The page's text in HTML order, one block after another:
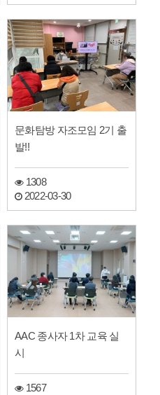
문화탐방 자조모임 2기 출
발!!
1308
2022-03-30
AAC 종사자 1차 교육 실
시
1567